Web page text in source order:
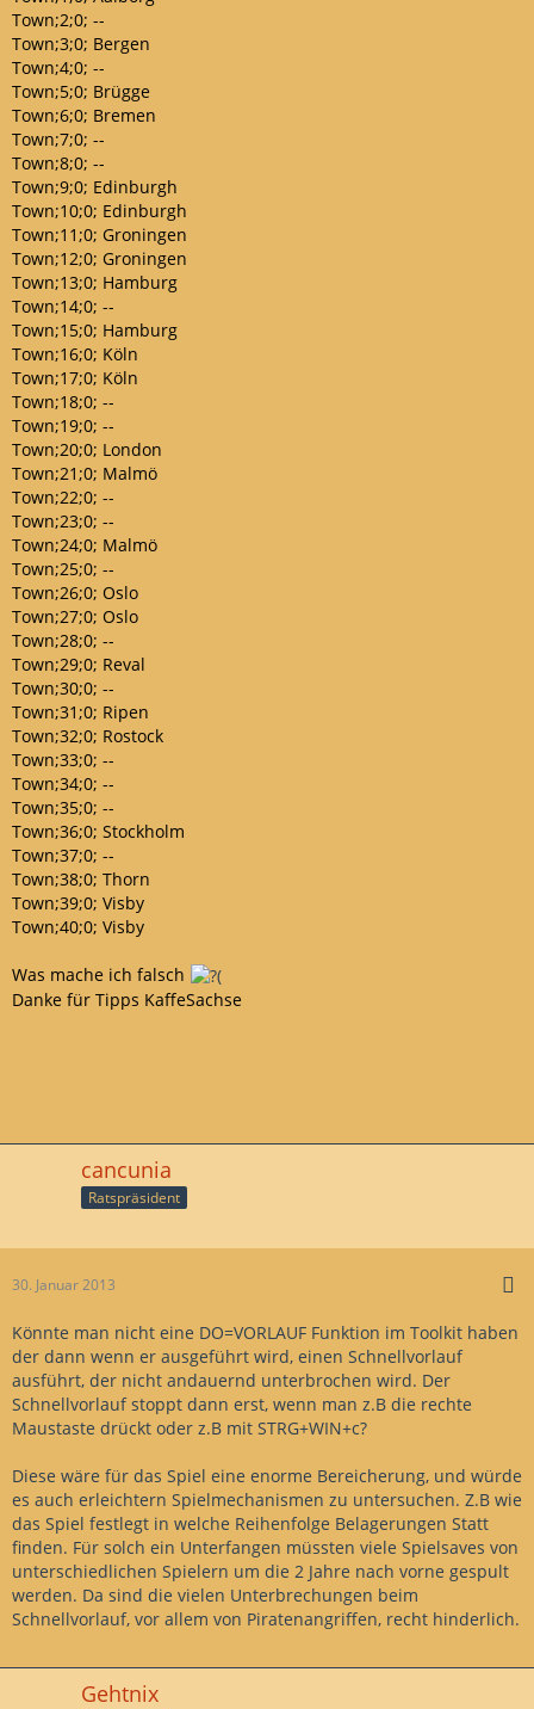
Town;2;0; --
Town;3;0; Bergen
Town;4;0; --
Town;5;0; Brügge
Town;6;0; Bremen
Town;7;0; --
Town;8;0; --
Town;9;0; Edinburgh
Town;10;0; Edinburgh
Town;11;0; Groningen
Town;12;0; Groningen
Town;13;0; Hamburg
Town;14;0; --
Town;15;0; Hamburg
Town;16;0; Köln
Town;17;0; Köln
Town;18;0; --
Town;19;0; --
Town;20;0; London
Town;21;0; Malmö
Town;22;0; --
Town;23;0; --
Town;24;0; Malmö
Town;25;0; --
Town;26;0; Oslo
Town;27;0; Oslo
Town;28;0; --
Town;29;0; Reval
Town;30;0; --
Town;31;0; Ripen
Town;32;0; Rostock
Town;33;0; --
Town;34;0; --
Town;35;0; --
Town;36;0; Stockholm
Town;37;0; --
Town;38;0; Thorn
Town;39;0; Visby
Town;40;0; Visby
Was mache ich falsch
Danke für Tipps KaffeSachse
cancunia
Ratspräsident
30. Januar 2013
Könnte man nicht eine DO=VORLAUF Funktion im Toolkit haben
der dann wenn er ausgeführt wird, einen Schnellvorlauf
ausführt, der nicht andauernd unterbrochen wird. Der
Schnellvorlauf stoppt dann erst, wenn man z.B die rechte
Maustaste drückt oder z.B mit STRG+WIN+c?
Diese wäre für das Spiel eine enorme Bereicherung, und würde
es auch erleichtern Spielmechanismen zu untersuchen. Z.B wie
das Spiel festlegt in welche Reihenfolge Belagerungen Statt
finden. Für solch ein Unterfangen müssten viele Spielsaves von
unterschiedlichen Spielern um die 2 Jahre nach vorne gespult
werden. Da sind die vielen Unterbrechungen beim
Schnellvorlauf, vor allem von Piratenangriffen, recht hinderlich.
Gehtnix